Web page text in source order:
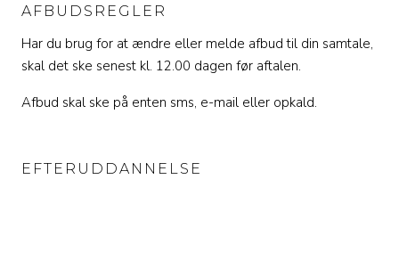
AFBUDSREGLER
Har du brug for at ændre eller melde afbud til din samtale,
skal det ske senest kl. 12.00 dagen før aftalen.
Afbud skal ske på enten sms, e-mail eller opkald.
EFTERUDDANNELSE